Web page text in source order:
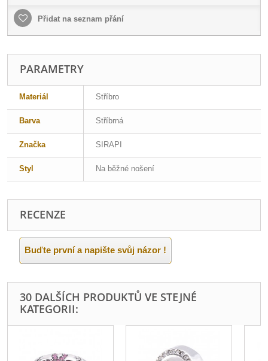
Přidat na seznam přání
PARAMETRY
Materiál Stříbro
Barva Stříbrná
Značka SIRAPI
Styl Na běžné nošení
RECENZE
Buďte první a napište svůj názor !
30 DALŠÍCH PRODUKTŮ VE STEJNÉ
KATEGORII: